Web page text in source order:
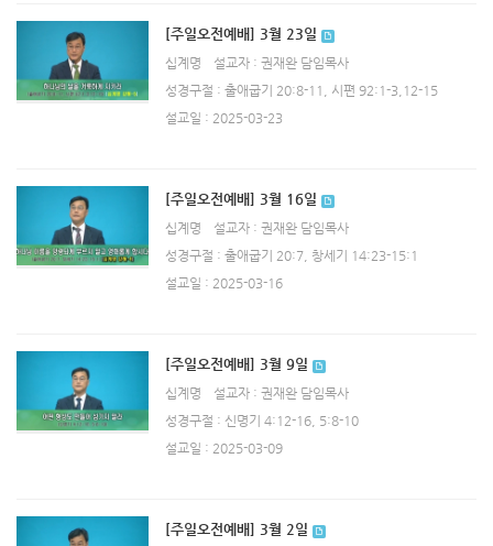
[주일오전예배] 3월 23일
십계명
설교자 : 권재완 담임목사
성경구절 : 출애굽기 20:8-11, 시편 92:1-3,12-15
설교일 : 2025-03-23
[주일오전예배] 3월 16일
십계명
설교자 : 권재완 담임목사
성경구절 : 출애굽기 20:7, 창세기 14:23-15:1
설교일 : 2025-03-16
[주일오전예배] 3월 9일
십계명
설교자 : 권재완 담임목사
성경구절 : 신명기 4:12-16, 5:8-10
설교일 : 2025-03-09
[주일오전예배] 3월 2일